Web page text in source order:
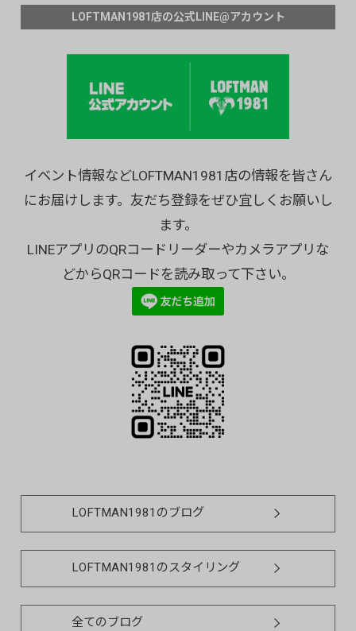
LOFTMAN1981店の公式LINE@アカウント
イベント情報などLOFTMAN1981店の情報を皆さん
にお届けします。友だち登録をぜひ宜しくお願いし
ます。
LINEアプリのQRコードリーダーやカメラアプリな
どからQRコードを読み取って下さい。
LOFTMAN1981のブログ
LOFTMAN1981のスタイリング
全てのブログ